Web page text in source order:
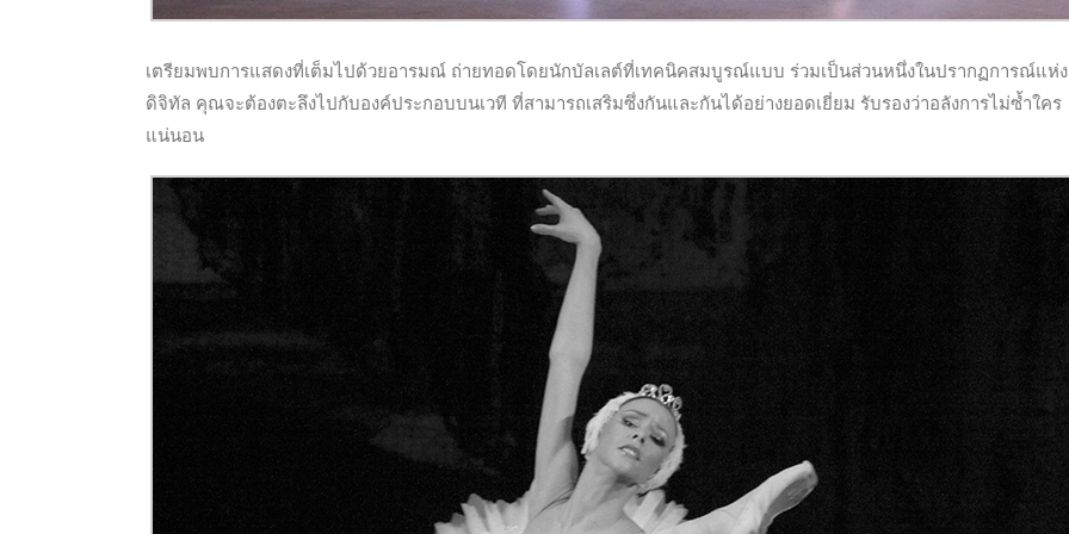
เตรียมพบการแสดงที่เต็มไปด้วยอารมณ์ ถ่ายทอดโดยนักบัลเลต์ที่เทคนิคสมบูรณ์แบบ ร่วมเป็นส่วนหนึ่งในปรากฏการณ์แห่
ดิจิทัล คุณจะต้องตะลึงไปกับองค์ประกอบบนเวที ที่สามารถเสริมซึ่งกันและกันได้อย่างยอดเยี่ยม รับรองว่าอลังการไม่ซ้ำใคร
แน่นอน